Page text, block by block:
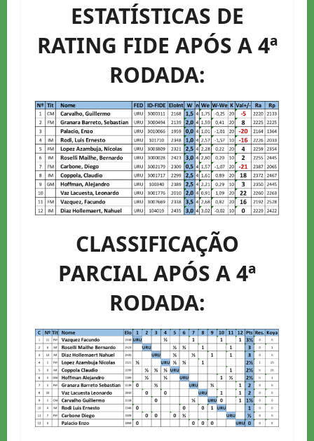
ESTATÍSTICAS DE
RATING FIDE APÓS A 4ª
RODADA:
CLASSIFICAÇÃO
PARCIAL APÓS A 4ª
RODADA: